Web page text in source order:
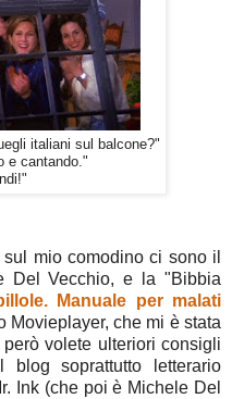
italiani sul balcone?"
e cantando."
mio comodino ci sono il
Del Vecchio, e la "Bibbia
Manuale per malati
Movieplayer, che mi è stata
volete ulteriori consigli
soprattutto letterario
Ink (che poi è Michele Del